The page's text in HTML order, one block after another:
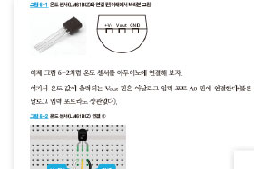
와 static 변수
범위와 메모리 크기
변수와 지역 변수의 사용 범위
을 배워 보자
반복 작업
판단하자(if-else 제어문)